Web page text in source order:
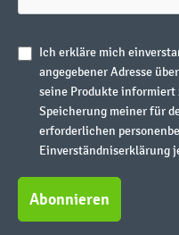
Ich erkläre mich
angegebener Adresse
seine Produkte informiert
Speicherung meiner für
erforderlichen
Einverständniserklärung
Abonnieren